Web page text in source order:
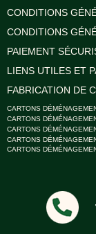
Déménagement
Classiques
Couvertures
Tissées
Bracelets
Caoutchouc
Déménageurs
ADHÉSIFS
Sangles,
Tendeurs,
CONDITIONS
CONDITIONS
PAIEMENT
LIENS UTILES ET
FABRICATION DE
CARTONS
CARTONS
CARTONS
CARTONS
CARTONS